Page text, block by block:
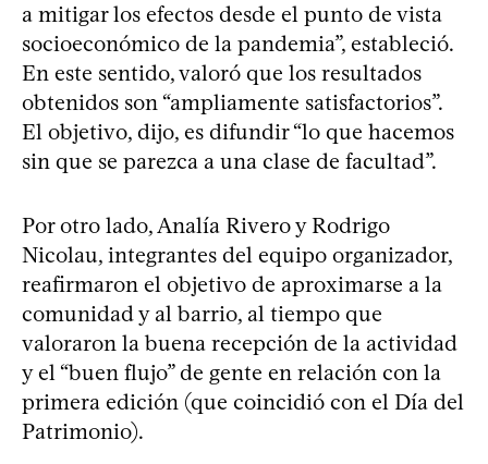
a mitigar los efectos desde el punto de vista
socioeconómico de la pandemia”, estableció.
En este sentido, valoró que los resultados
obtenidos son “ampliamente satisfactorios”.
El objetivo, dijo, es difundir “lo que hacemos
sin que se parezca a una clase de facultad”.
Por otro lado, Analía Rivero y Rodrigo
Nicolau, integrantes del equipo organizador,
reafirmaron el objetivo de aproximarse a la
comunidad y al barrio, al tiempo que
valoraron la buena recepción de la actividad
y el “buen flujo” de gente en relación con la
primera edición (que coincidió con el Día del
Patrimonio).